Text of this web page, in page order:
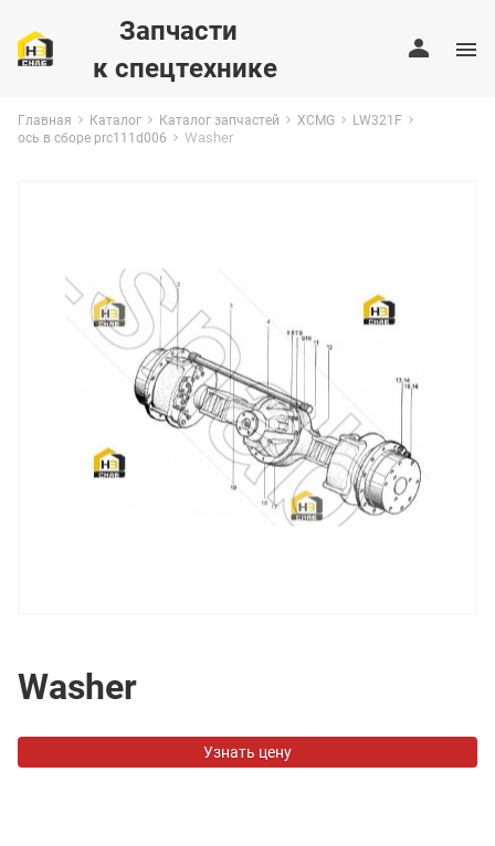
Запчасти
к спецтехнике
Главная Каталог Каталог запчастей XCMG
LW321F
ось в сборе prc111d006
Washer
Washer
Узнать цену